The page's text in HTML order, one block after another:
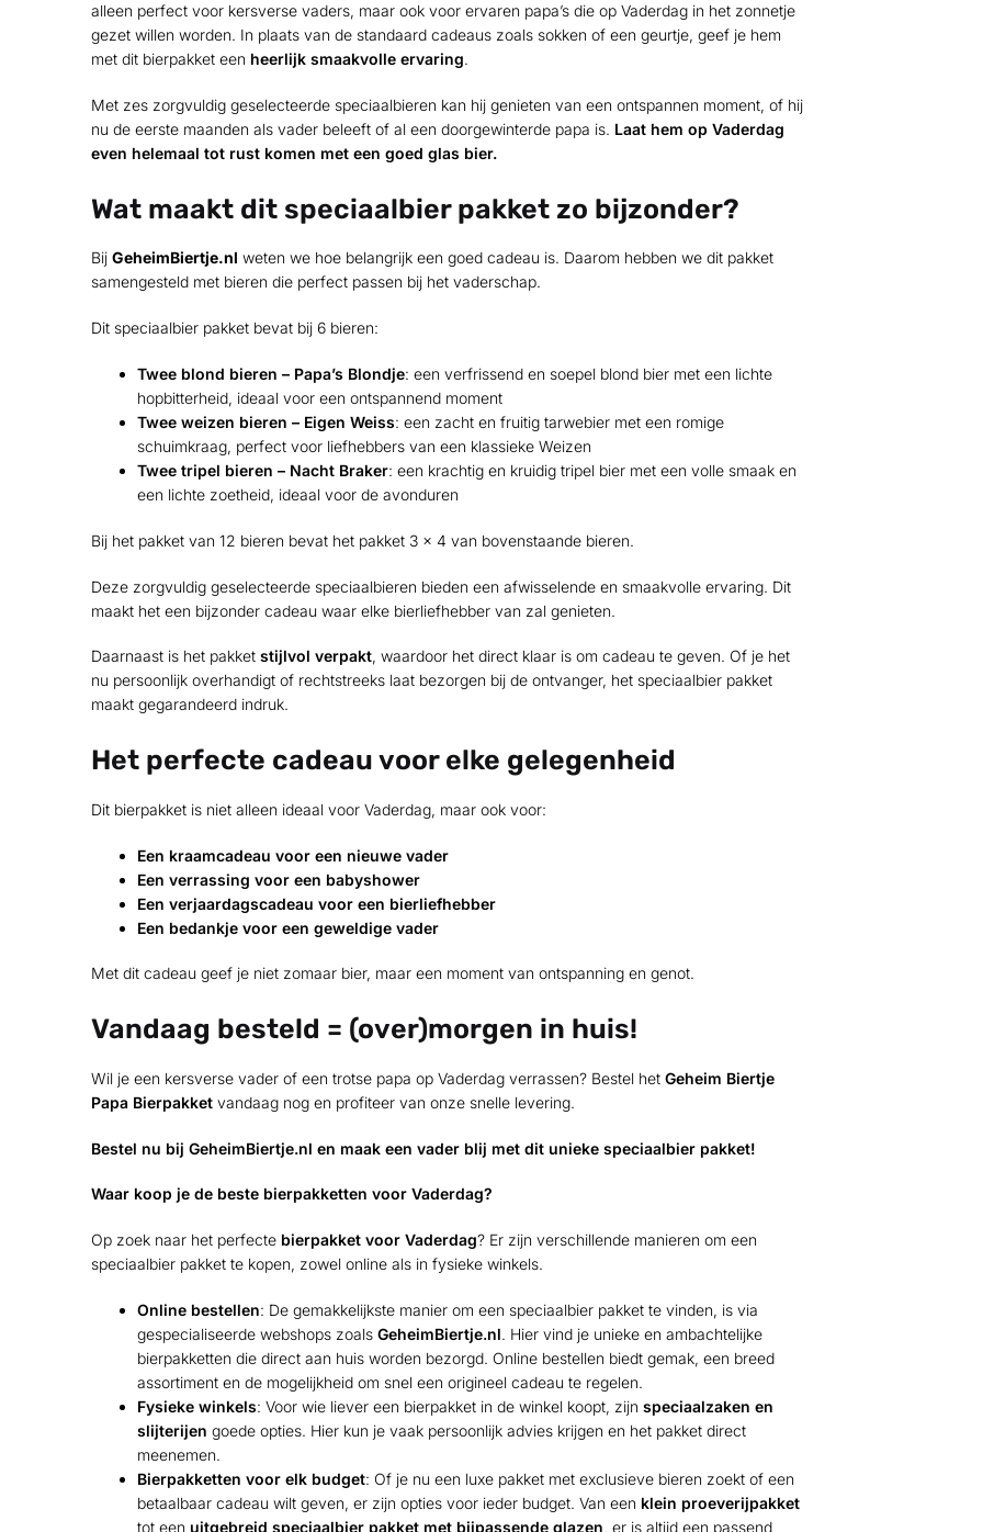
alleen perfect voor kersverse vaders, maar ook voor ervaren papa’s die op Vaderdag in het zonnetje
gezet willen worden. In plaats van de standaard cadeaus zoals sokken of een geurtje, geef je hem
met dit bierpakket een heerlijk smaakvolle ervaring.
Met zes zorgvuldig geselecteerde speciaalbieren kan hij genieten van een ontspannen moment, of hij
nu de eerste maanden als vader beleeft of al een doorgewinterde papa is. Laat hem op Vaderdag
even helemaal tot rust komen met een goed glas bier.
Wat maakt dit speciaalbier pakket zo bijzonder?
Bij GeheimBiertje.nl weten we hoe belangrijk een goed cadeau is. Daarom hebben we dit pakket
samengesteld met bieren die perfect passen bij het vaderschap.
Dit speciaalbier pakket bevat bij 6 bieren:
Twee blond bieren – Papa’s Blondje: een verfrissend en soepel blond bier met een lichte
hopbitterheid, ideaal voor een ontspannend moment
Twee weizen bieren – Eigen Weiss: een zacht en fruitig tarwebier met een romige
schuimkraag, perfect voor liefhebbers van een klassieke Weizen
Twee tripel bieren – Nacht Braker: een krachtig en kruidig tripel bier met een volle smaak en
een lichte zoetheid, ideaal voor de avonduren
Bij het pakket van 12 bieren bevat het pakket 3 x 4 van bovenstaande bieren.
Deze zorgvuldig geselecteerde speciaalbieren bieden een afwisselende en smaakvolle ervaring. Dit
maakt het een bijzonder cadeau waar elke bierliefhebber van zal genieten.
Daarnaast is het pakket stijlvol verpakt, waardoor het direct klaar is om cadeau te geven. Of je het
nu persoonlijk overhandigt of rechtstreeks laat bezorgen bij de ontvanger, het speciaalbier pakket
maakt gegarandeerd indruk.
Het perfecte cadeau voor elke gelegenheid
Dit bierpakket is niet alleen ideaal voor Vaderdag, maar ook voor:
Een kraamcadeau voor een nieuwe vader
Een verrassing voor een babyshower
Een verjaardagscadeau voor een bierliefhebber
Een bedankje voor een geweldige vader
Met dit cadeau geef je niet zomaar bier, maar een moment van ontspanning en genot.
Vandaag besteld = (over)morgen in huis!
Wil je een kersverse vader of een trotse papa op Vaderdag verrassen? Bestel het Geheim Biertje
Papa Bierpakketvandaag nog en profiteer van onze snelle levering.
Bestel nu bij GeheimBiertje.nl en maak een vader blij met dit unieke speciaalbier pakket!
Waar koop je de beste bierpakketten voor Vaderdag?
Op zoek naar het perfecte bierpakket voor Vaderdag? Er zijn verschillende manieren om een
speciaalbier pakket te kopen, zowel online als in fysieke winkels.
Online bestellen: De gemakkelijkste manier om een speciaalbier pakket te vinden, is via
gespecialiseerde webshops zoals GeheimBiertje.nl. Hier vind je unieke en ambachtelijke
bierpakketten die direct aan huis worden bezorgd. Online bestellen biedt gemak, een breed
assortiment en de mogelijkheid om snel een origineel cadeau te regelen.
Fysieke winkels: Voor wie liever een bierpakket in de winkel koopt, zijn speciaalzaken en
slijterijen goede opties. Hier kun je vaak persoonlijk advies krijgen en het pakket direct
meenemen.
Bierpakketten voor elk budget: Of je nu een luxe pakket met exclusieve bieren zoekt of een
betaalbaar cadeau wilt geven, er zijn opties voor ieder budget. Van een klein proeverijpakket
tot een uitgebreid speciaalbier pakket met bijpassende glazen, er is altijd een passend